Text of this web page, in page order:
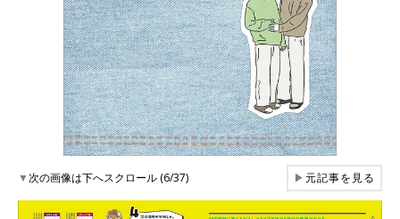
▼次の画像は下へスクロール (6/37) ▶元記事を見る